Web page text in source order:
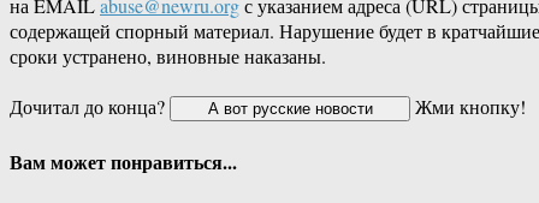
на EMAILabuse@newru.orgс указанием адреса (URL)
содержащей спорный материал. Нарушение будет в кратчайшие
сроки устранено, виновные наказаны.
Дочитал до конца?
Жми кнопку!
Вам может понравиться...